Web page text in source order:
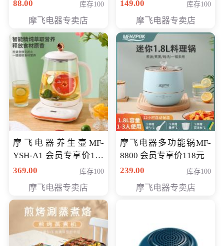
88.00
库存100
摩飞电器专卖店
149.00 库存100
摩飞电器专卖店
摩飞电器养生壶MF-
YSH-A1 会员专享价198
元
369.00 库存100
摩飞电器专卖店
摩飞电器多功能锅MF-
8800 会员专享价118元
239.00
库存100
摩飞电器专卖店